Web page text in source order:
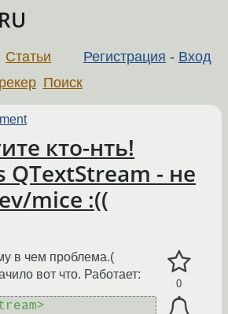
Регистрация - Вход
Статьи
Поиск
кто-нть!
QTextStream - не
mice :((
0
в чем проблема.(
вот что. Работает: